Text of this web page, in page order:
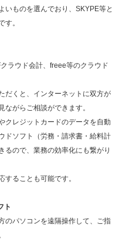
いものを選んでおり、SKYPE等と
す。
ラウド会計、freee等のクラウド
だくと、インターネットに双方が
ながらご相談ができます。
クレジットカードのデータを自動
ドソフト（労務・請求書・給料計
るので、業務の効率化にも繋がり
ることも可能です。
ト
のパソコンを遠隔操作して、ご指